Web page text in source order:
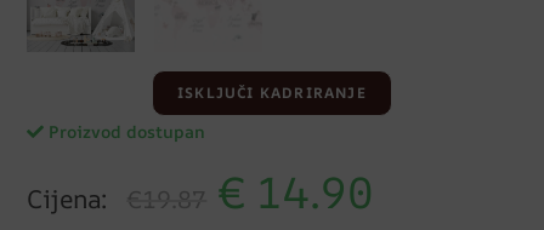
ISKLJUČI KADRIRANJE
Proizvod dostupan
Cijena: €19.87 € 14.90